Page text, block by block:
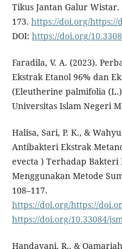
Tikus Jantan Galur
173. https://doi.org/https://
DOI: https://doi.org/
Faradila, V. A. (2023).
Ekstrak Etanol 96% dan
(Eleutherine palmifolia
Universitas Islam Negeri
Halisa, Sari, P. K., &
Antibakteri Ekstrak
evecta ) Terhadap
Menggunakan Metode
108–117.
https://doi.org/https://
https://doi.org/10.33084/
Handayani, R., &